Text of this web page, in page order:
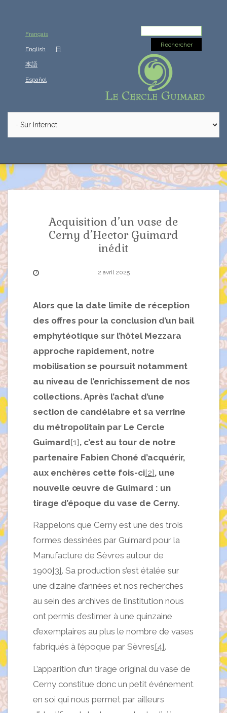
Français
English 日
本語
Español
Acquisition d’un vase de
Cerny d’Hector Guimard
inédit
2 avril 2025
Alors que la date limite de réception
des offres pour la conclusion d’un bail
emphytéotique sur l’hôtel Mezzara
approche rapidement, notre
mobilisation se poursuit notamment
au niveau de l’enrichissement de nos
collections. Après l’achat d’une
section de candélabre et sa verrine
du métropolitain par Le Cercle
Guimard[1], c’est au tour de notre
partenaire Fabien Choné d’acquérir,
aux enchères cette fois-ci[2], une
nouvelle œuvre de Guimard : un
tirage d’époque du vase de Cerny.
Rappelons que Cerny est une des trois
formes dessinées par Guimard pour la
Manufacture de Sèvres autour de
1900[3]. Sa production s’est étalée sur
une dizaine d’années et nos recherches
au sein des archives de l’institution nous
ont permis d’estimer à une quinzaine
d’exemplaires au plus le nombre de vases
fabriqués à l’époque par Sèvres[4].
L’apparition d’un tirage original du vase de
Cerny constitue donc un petit événement
en soi qui nous permet par ailleurs